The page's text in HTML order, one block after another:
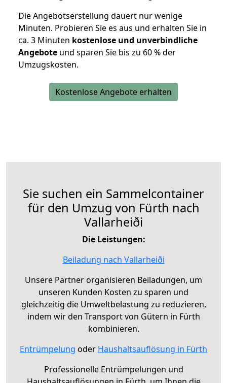
Die Angebotserstellung dauert nur wenige
Minuten. Probieren Sie es aus und erhalten Sie in
ca. 3 Minuten kostenlose und unverbindliche
Angebote und sparen Sie bis zu 60 % der
Umzugskosten.
Kostenlose Angebote erhalten
Sie suchen ein Sammelcontainer
für den Umzug von Fürth nach
Vallarheiði
Die Leistungen:
Beiladung nach Vallarheiði
Unsere Partner organisieren Beiladungen, um
unseren Kunden Kosten zu sparen und
gleichzeitig die Umweltbelastung zu reduzieren,
indem wir den Transport von Gütern in Fürth
kombinieren.
Entrümpelung oder Haushaltsauflösung in Fürth
Professionelle Entrümpelungen und